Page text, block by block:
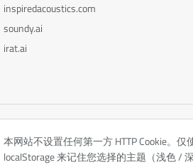
inspiredacoustics.com
soundy.ai
irat.ai
本网站不设置任何第一方 HTTP Cookie。仅
localStorage 来记住您选择的主题（浅色 /